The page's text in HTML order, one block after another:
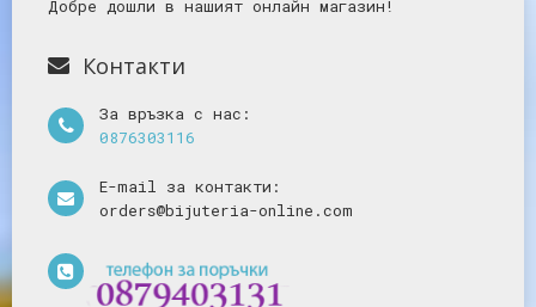
Добре дошли в нашият онлайн магазин!
Контакти
За връзка с нас:
0876303116
E-mail за контакти:
orders@bijuteria-online.com